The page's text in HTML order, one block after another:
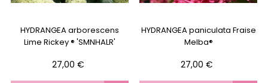
HYDRANGEA arborescens
Lime Rickey ® 'SMNHALR'
Prix
27,00 €
HYDRANGEA paniculata Fraise
Melba®
Prix
27,00 €